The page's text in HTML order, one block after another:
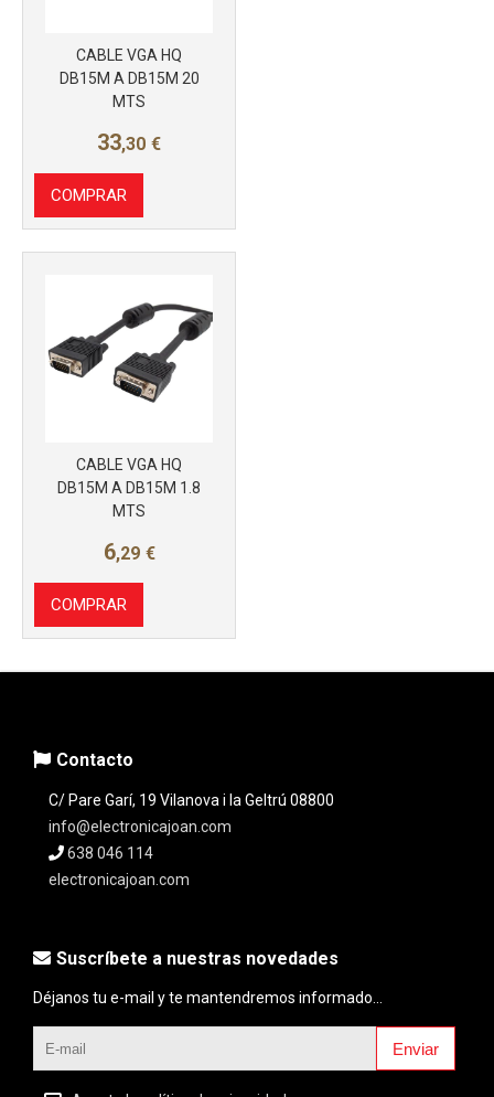
CABLE VGA HQ
DB15M A DB15M 20
MTS
33,30 €
COMPRAR
CABLE VGA HQ
DB15M A DB15M 1.8
MTS
6,29 €
COMPRAR
Contacto
C/ Pare Garí, 19 Vilanova i la Geltrú 08800
info@electronicajoan.com
638 046 114
electronicajoan.com
Suscríbete a nuestras novedades
Déjanos tu e-mail y te mantendremos informado...
Enviar